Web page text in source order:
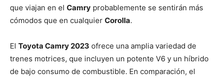
que viajan en el Camry probablemente se sentirán más
cómodos que en cualquier Corolla.
El Toyota Camry 2023 ofrece una amplia variedad de
trenes motrices, que incluyen un potente V6 y un híbrido
de bajo consumo de combustible. En comparación, el